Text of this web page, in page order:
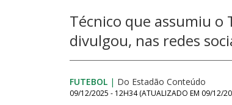
Técnico que assumiu o
divulgou, nas redes
FUTEBOL | Do Estadão Conteúdo
09/12/2025 - 12H34 (ATUALIZADO EM 09/12/